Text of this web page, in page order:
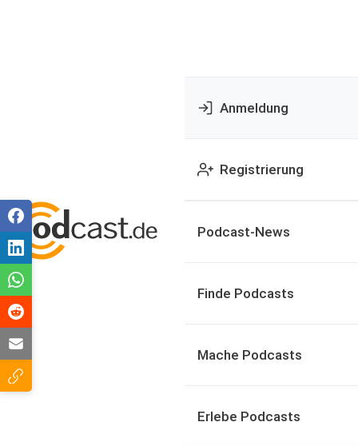
Anmeldung
Registrierung
Podcast-News
Finde Podcasts
Mache Podcasts
Erlebe Podcasts